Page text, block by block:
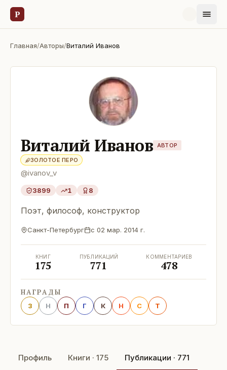
Р
Главная/Авторы/Виталий Иванов
Виталий Иванов АВТОР
ЗОЛОТОЕ ПЕРО
@ivanov_v
3899 1 8
Поэт, философ, конструктор
Санкт-Петербург с 02 мар. 2014 г.
КНИГ
175
ПУБЛИКАЦИЙ
771
КОММЕНТАРИЕВ
478
НАГРАДЫ
З Н П Г К Н С Т
Профиль Книги · 175 Публикации · 771